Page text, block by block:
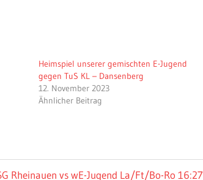
Heimspiel unserer gemischten E-Jugend
gegen TuS KL – Dansenberg
12. November 2023
Ähnlicher Beitrag
Rheinauen vs wE-Jugend La/Ft/Bo-Ro 16:27